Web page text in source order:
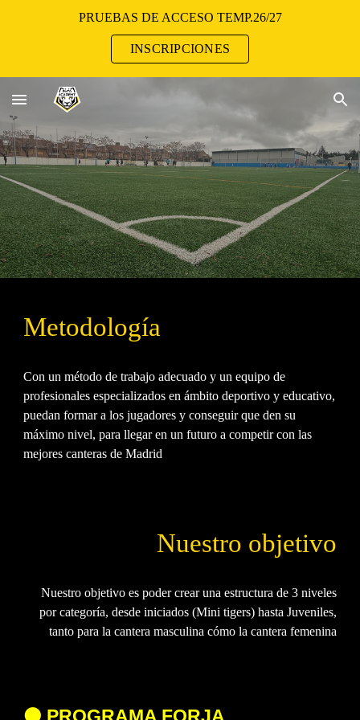
PRUEBAS DE ACCESO TEMP.26/27
INSCRIPCIONES
Metodología
Con un método de trabajo adecuado y un equipo de
profesionales especializados en ámbito deportivo y educativo,
puedan formar a los jugadores y conseguir que den su
máximo nivel, para llegar en un futuro a competir con las
mejores canteras de Madrid
Nuestro objetivo
Nuestro objetivo es poder crear una estructura de 3 niveles
por categoría, desde iniciados (Mini tigers) hasta Juveniles,
tanto para la cantera masculina cómo la cantera femenina